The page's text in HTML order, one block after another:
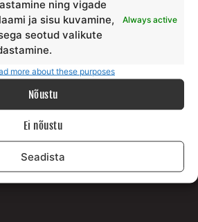
ning vigade
ja sisu kuvamine,
seotud valikute
Always active
more about these purposes
Nõustu
Ei nõustu
Seadista